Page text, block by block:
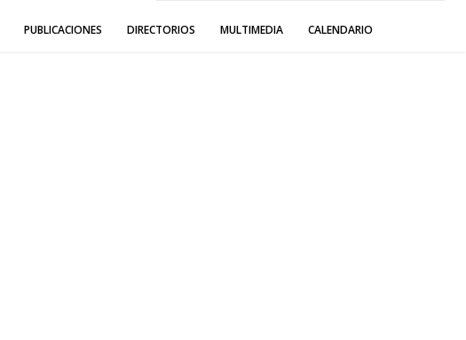
PUBLICACIONES DIRECTORIOS MULTIMEDIA CALENDARIO